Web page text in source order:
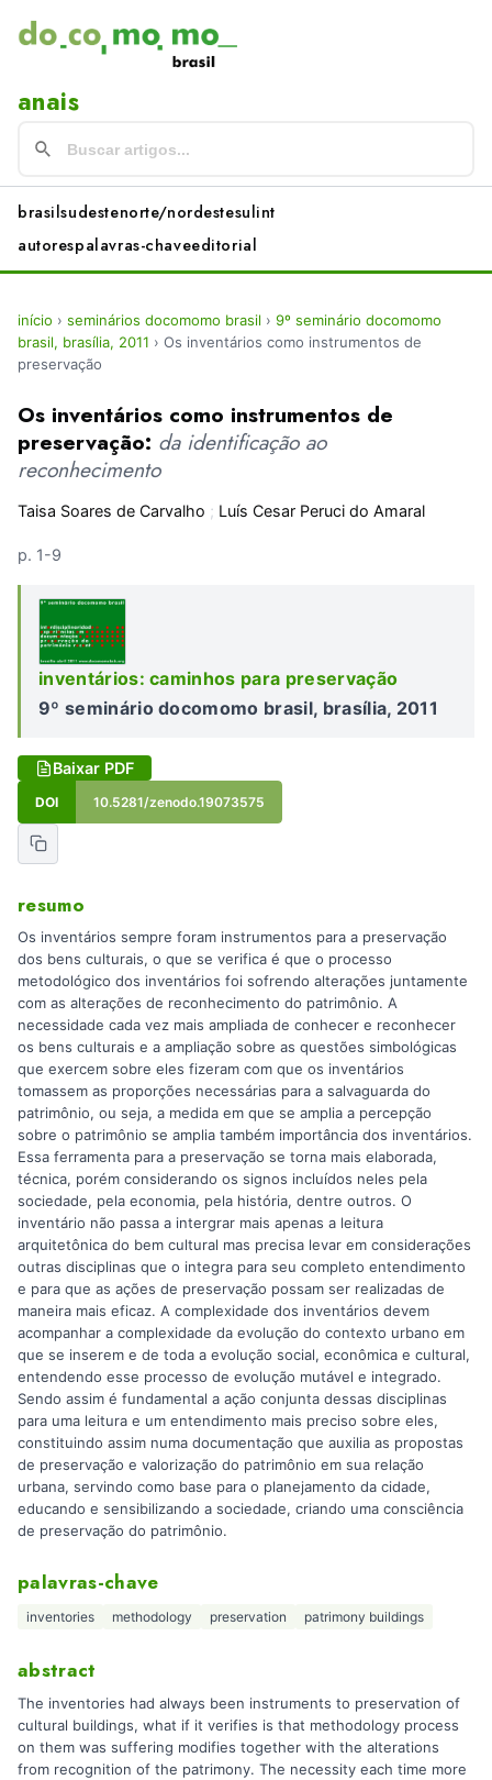
anais
brasilsudestenorte/nordestesulint
autorespalavras-chaveeditorial
início › seminários docomomo brasil › 9º seminário docomomo
brasil, brasília, 2011 › Os inventários como instrumentos de
preservação
Os inventários como instrumentos de
preservação: da identificação ao
reconhecimento
Taisa Soares de Carvalho ; Luís Cesar Peruci do Amaral
p. 1-9
inventários: caminhos para preservação
9º seminário docomomo brasil, brasília, 2011
Baixar PDF
DOI 10.5281/zenodo.19073575
resumo
Os inventários sempre foram instrumentos para a preservação
dos bens culturais, o que se verifica é que o processo
metodológico dos inventários foi sofrendo alterações juntamente
com as alterações de reconhecimento do patrimônio. A
necessidade cada vez mais ampliada de conhecer e reconhecer
os bens culturais e a ampliação sobre as questões simbológicas
que exercem sobre eles fizeram com que os inventários
tomassem as proporções necessárias para a salvaguarda do
patrimônio, ou seja, a medida em que se amplia a percepção
sobre o patrimônio se amplia também importância dos inventários.
Essa ferramenta para a preservação se torna mais elaborada,
técnica, porém considerando os signos incluídos neles pela
sociedade, pela economia, pela história, dentre outros. O
inventário não passa a intergrar mais apenas a leitura
arquitetônica do bem cultural mas precisa levar em considerações
outras disciplinas que o integra para seu completo entendimento
e para que as ações de preservação possam ser realizadas de
maneira mais eficaz. A complexidade dos inventários devem
acompanhar a complexidade da evolução do contexto urbano em
que se inserem e de toda a evolução social, econômica e cultural,
entendendo esse processo de evolução mutável e integrado.
Sendo assim é fundamental a ação conjunta dessas disciplinas
para uma leitura e um entendimento mais preciso sobre eles,
constituindo assim numa documentação que auxilia as propostas
de preservação e valorização do patrimônio em sua relação
urbana, servindo como base para o planejamento da cidade,
educando e sensibilizando a sociedade, criando uma consciência
de preservação do patrimônio.
palavras-chave
inventories methodology preservation patrimony buildings
abstract
The inventories had always been instruments to preservation of
cultural buildings, what if it verifies is that methodology process
on them was suffering modifies together with the alterations
from recognition of the patrimony. The necessity each time more